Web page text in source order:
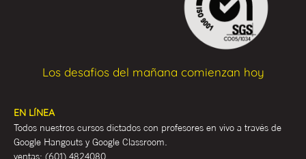
Los desafios del mañana comienzan hoy
EN LÍNEA
Todos nuestros cursos dictados con profesores en vivo a través de
Google Hangouts y Google Classroom.
ventas: (601) 4824080